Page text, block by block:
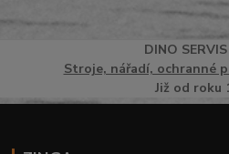
DINO SERVIS
Stroje, nářadí, ochranné
Již od roku